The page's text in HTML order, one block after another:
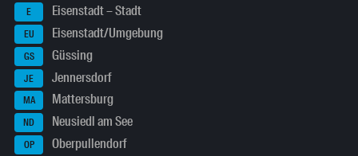
E Eisenstadt – Stadt
EU Eisenstadt/Umgebung
GS Güssing
JE Jennersdorf
MA Mattersburg
ND Neusiedl am See
OP Oberpullendorf